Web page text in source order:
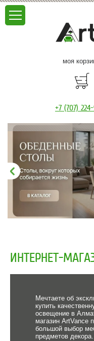
моя
+7 (707)
ИНТЕРНЕТ-
Мечтаете об
купить
освещение в
магазин ArtVance
большой выбор
предметов декора.